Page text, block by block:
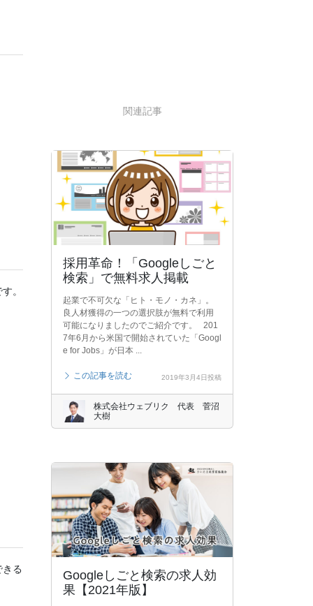
。
る
関連記事
採用革命！「Googleしごと
検索」で無料求人掲載
起業で不可欠な「ヒト・モノ・カネ」。
良人材獲得の一つの選択肢が無料で利用
可能になりましたのでご紹介です。 201
7年6月から米国で開始されていた「Googl
e for Jobs」が日本 ...
この記事を読む 2019年3月4日投稿
株式会社ウェブリク 代表 菅沼
大樹
Googleしごと検索の求人効
果【2021年版】